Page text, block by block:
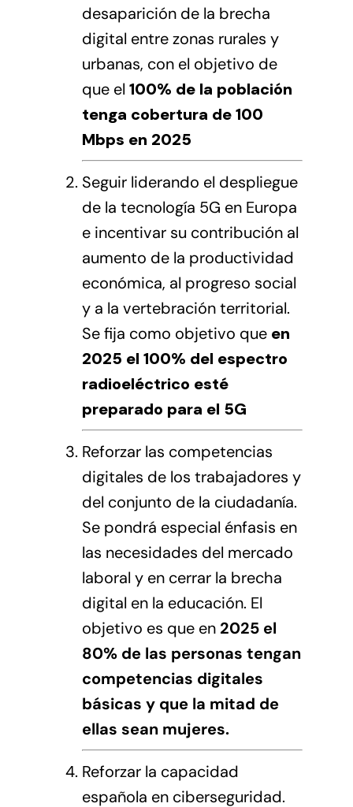
desaparición de la brecha
digital entre zonas rurales y
urbanas, con el objetivo de
que el 100% de la población
tenga cobertura de 100
Mbps en 2025
Seguir liderando el despliegue
de la tecnología 5G en Europa
e incentivar su contribución al
aumento de la productividad
económica, al progreso social
y a la vertebración territorial.
Se fija como objetivo queen
2025 el 100% del espectro
radioeléctrico esté
preparado para el 5G
Reforzar las competencias
digitales de los trabajadores y
del conjunto de la ciudadanía.
Se pondrá especial énfasis en
las necesidades del mercado
laboral y en cerrar la brecha
digital en la educación. El
objetivo es que en 2025 el
80% de las personas tengan
competencias digitales
básicas y que la mitad de
ellas sean mujeres.
Reforzar la capacidad
española en ciberseguridad.